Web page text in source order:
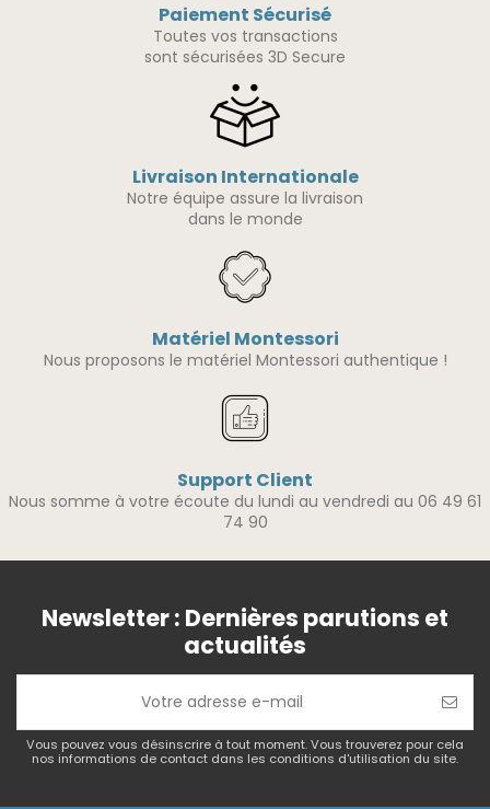
Paiement Sécurisé
Toutes vos transactions
sont sécurisées 3D Secure
Livraison Internationale
Notre équipe assure la livraison
dans le monde
Matériel Montessori
Nous proposons le matériel Montessori authentique !
Support Client
Nous somme à votre écoute du lundi au vendredi au 06 49 61
74 90
Newsletter : Dernières parutions et
actualités
Vous pouvez vous désinscrire à tout moment. Vous trouverez pour cela
nos informations de contact dans les conditions d'utilisation du site.